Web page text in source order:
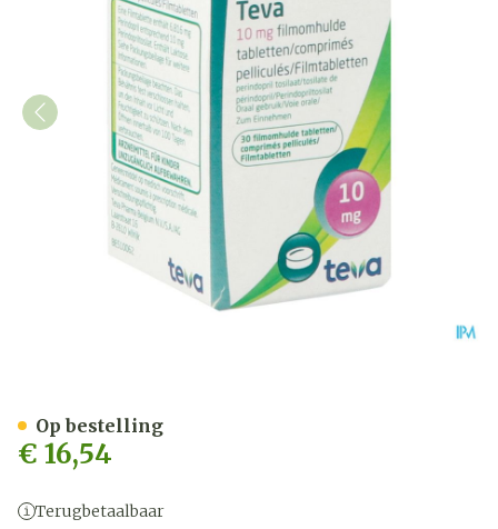
€ 16,54
Terugbetaalbaar
Op bestelling